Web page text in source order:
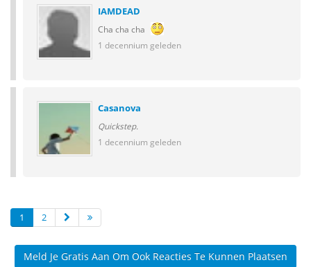
IAMDEAD
Cha cha cha
1 decennium geleden
Casanova
Quickstep.
1 decennium geleden
1 2
Meld Je Gratis Aan Om Ook Reacties Te Kunnen Plaatsen